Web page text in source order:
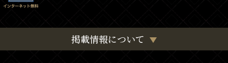
掲載情報について